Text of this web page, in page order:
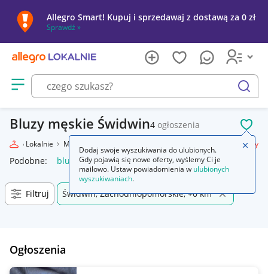
Allegro Smart! Kupuj i sprzedawaj z dostawą za 0 zł
Sprawdź »
Otwórz menu z kategoriami
szukaj
Bluzy męskie Świdwin4 ogłoszenia
Allegro Lokalnie Moda Bluzy
Podobne: bluza bluza nike bluzy męskie bluza dla par
Filtruj Świdwin, Zachodniopomorskie, +0 km
Ogłoszenia
Dodaj swoje wyszukiwania do ulubionych.
Gdy pojawią się nowe oferty, wyślemy Ci je
mailowo. Ustaw powiadomienia w ulubionych
wyszukiwaniach.